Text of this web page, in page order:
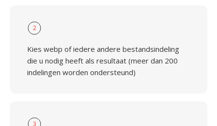
2
Kies webp of iedere andere bestandsindeling
die u nodig heeft als resultaat (meer dan 200
indelingen worden ondersteund)
3